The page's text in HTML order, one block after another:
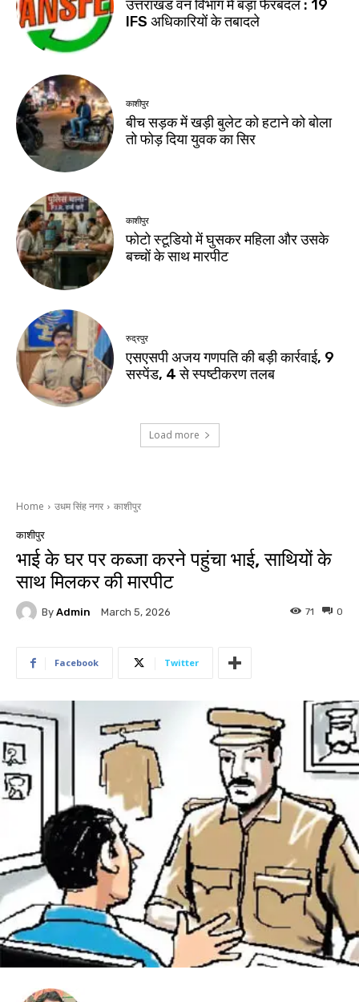
उत्तराखंड वन विभाग में बड़ा फेरबदल : 19
IFS अधिकारियों के तबादले
काशीपुर
बीच सड़क में खड़ी बुलेट को हटाने को बोला
तो फोड़ दिया युवक का सिर
काशीपुर
फोटो स्टूडियो में घुसकर महिला और उसके
बच्चों के साथ मारपीट
रुद्रपुर
एसएसपी अजय गणपति की बड़ी कार्रवाई, 9
सस्पेंड, 4 से स्पष्टीकरण तलब
Load more